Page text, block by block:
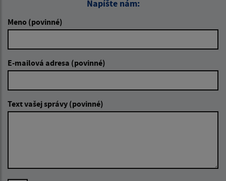
Napíšte nám:
Meno (povinné)
E-mailová adresa (povinné)
Text vašej správy (povinné)